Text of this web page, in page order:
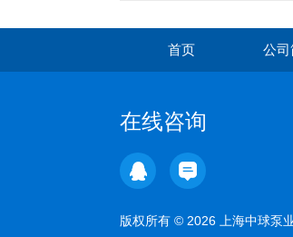
首页 公司
在线咨询
版权所有 © 2026 上海中球泵